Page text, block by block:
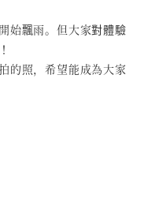
始飄雨。但大家對體驗
的照，希望能成為大家